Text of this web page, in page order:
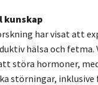
kunskap
har visat att
hälsa och fetma.
störa hormoner,
störningar, inklusive